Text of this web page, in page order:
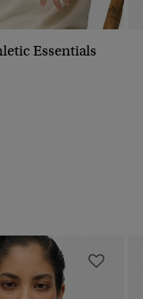
Essentials
De